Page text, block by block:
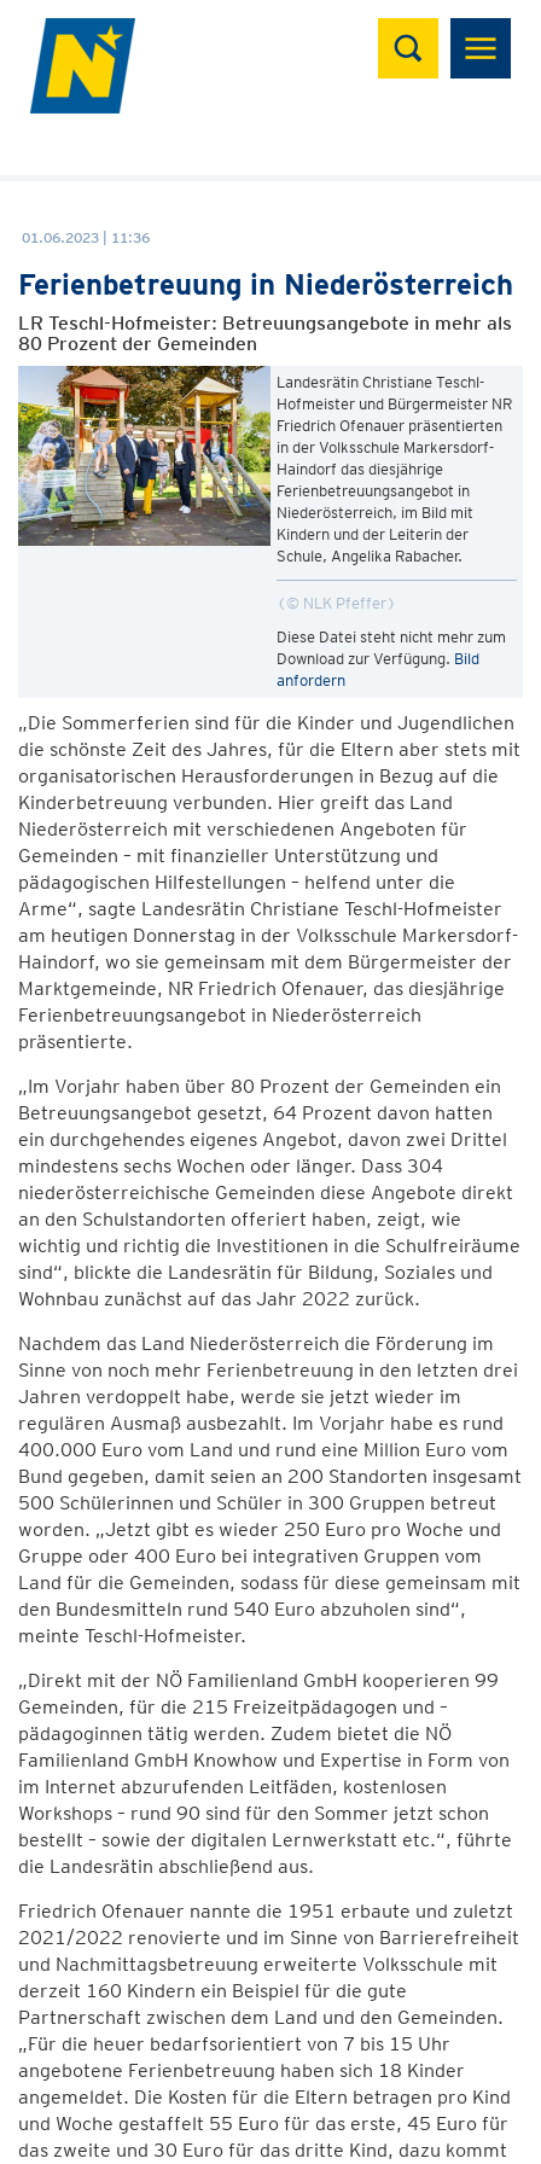
Suchen
01.06.2023 | 11:36
Ferienbetreuung in Niederösterreich
LR Teschl-Hofmeister: Betreuungsangebote in mehr als
80 Prozent der Gemeinden
Landesrätin Christiane Teschl-
Hofmeister und Bürgermeister NR
Friedrich Ofenauer präsentierten
in der Volksschule Markersdorf-
Haindorf das diesjährige
Ferienbetreuungsangebot in
Niederösterreich, im Bild mit
Kindern und der Leiterin der
Schule, Angelika Rabacher.
© NLK Pfeffer
Diese Datei steht nicht mehr zum
Download zur Verfügung. Bild
anfordern
„Die Sommerferien sind für die Kinder und Jugendlichen
die schönste Zeit des Jahres, für die Eltern aber stets mit
organisatorischen Herausforderungen in Bezug auf die
Kinderbetreuung verbunden. Hier greift das Land
Niederösterreich mit verschiedenen Angeboten für
Gemeinden – mit finanzieller Unterstützung und
pädagogischen Hilfestellungen – helfend unter die
Arme“, sagte Landesrätin Christiane Teschl-Hofmeister
am heutigen Donnerstag in der Volksschule Markersdorf-
Haindorf, wo sie gemeinsam mit dem Bürgermeister der
Marktgemeinde, NR Friedrich Ofenauer, das diesjährige
Ferienbetreuungsangebot in Niederösterreich
präsentierte.
„Im Vorjahr haben über 80 Prozent der Gemeinden ein
Betreuungsangebot gesetzt, 64 Prozent davon hatten
ein durchgehendes eigenes Angebot, davon zwei Drittel
mindestens sechs Wochen oder länger. Dass 304
niederösterreichische Gemeinden diese Angebote direkt
an den Schulstandorten offeriert haben, zeigt, wie
wichtig und richtig die Investitionen in die Schulfreiräume
sind“, blickte die Landesrätin für Bildung, Soziales und
Wohnbau zunächst auf das Jahr 2022 zurück.
Nachdem das Land Niederösterreich die Förderung im
Sinne von noch mehr Ferienbetreuung in den letzten drei
Jahren verdoppelt habe, werde sie jetzt wieder im
regulären Ausmaß ausbezahlt. Im Vorjahr habe es rund
400.000 Euro vom Land und rund eine Million Euro vom
Bund gegeben, damit seien an 200 Standorten insgesamt
500 Schülerinnen und Schüler in 300 Gruppen betreut
worden. „Jetzt gibt es wieder 250 Euro pro Woche und
Gruppe oder 400 Euro bei integrativen Gruppen vom
Land für die Gemeinden, sodass für diese gemeinsam mit
den Bundesmitteln rund 540 Euro abzuholen sind“,
meinte Teschl-Hofmeister.
„Direkt mit der NÖ Familienland GmbH kooperieren 99
Gemeinden, für die 215 Freizeitpädagogen und –
pädagoginnen tätig werden. Zudem bietet die NÖ
Familienland GmbH Knowhow und Expertise in Form von
im Internet abzurufenden Leitfäden, kostenlosen
Workshops – rund 90 sind für den Sommer jetzt schon
bestellt – sowie der digitalen Lernwerkstatt etc.“, führte
die Landesrätin abschließend aus.
Friedrich Ofenauer nannte die 1951 erbaute und zuletzt
2021/2022 renovierte und im Sinne von Barrierefreiheit
und Nachmittagsbetreuung erweiterte Volksschule mit
derzeit 160 Kindern ein Beispiel für die gute
Partnerschaft zwischen dem Land und den Gemeinden.
„Für die heuer bedarfsorientiert von 7 bis 15 Uhr
angebotene Ferienbetreuung haben sich 18 Kinder
angemeldet. Die Kosten für die Eltern betragen pro Kind
und Woche gestaffelt 55 Euro für das erste, 45 Euro für
das zweite und 30 Euro für das dritte Kind, dazu kommt